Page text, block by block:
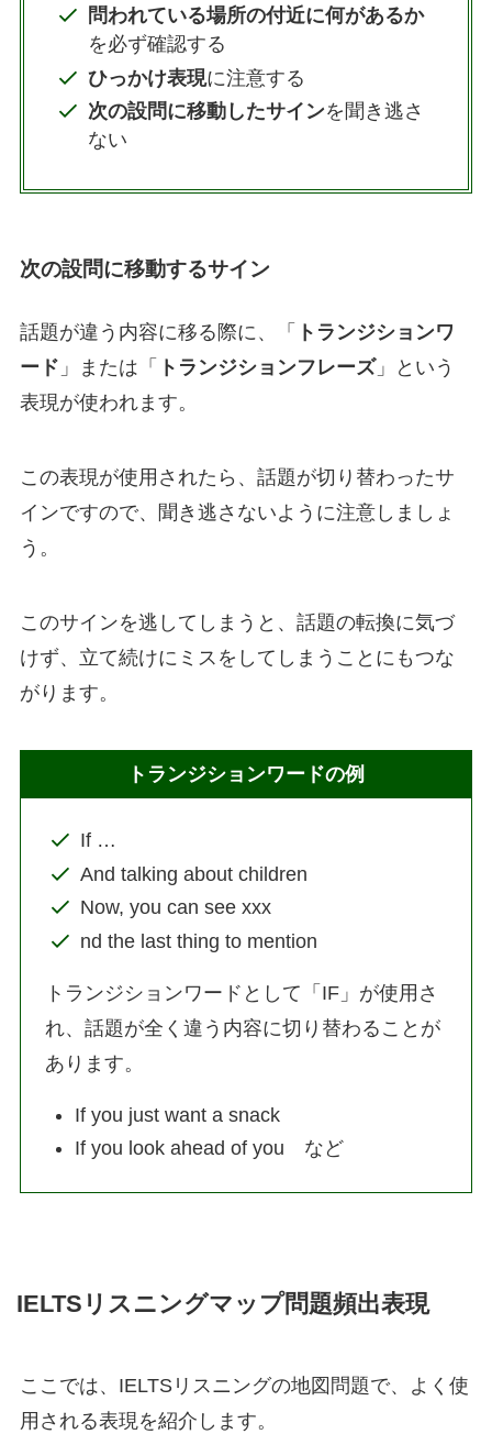
問われている場所の付近に何があるか
を必ず確認する
ひっかけ表現に注意する
次の設問に移動したサインを聞き逃さ
ない
次の設問に移動するサイン
話題が違う内容に移る際に、「
トランジションワ
ード 」または「 トランジションフレーズ」という
表現が使われます。
この表現が使用されたら、話題が切り替わったサ
インですので、聞き逃さないように注意しましょ
う。
このサインを逃してしまうと、話題の転換に気づ
けず、立て続けにミスをしてしまうことにもつな
がります。
トランジションワードの例
If …
And talking about children
Now, you can see xxx
nd the last thing to mention
トランジションワードとして「IF」が使用さ
れ、話題が全く違う内容に切り替わることが
あります。
If you just want a snack
If you look ahead of you など
IELTSリスニングマップ問題頻出表現
ここでは、IELTSリスニングの地図問題で、よく使
用される表現を紹介します。